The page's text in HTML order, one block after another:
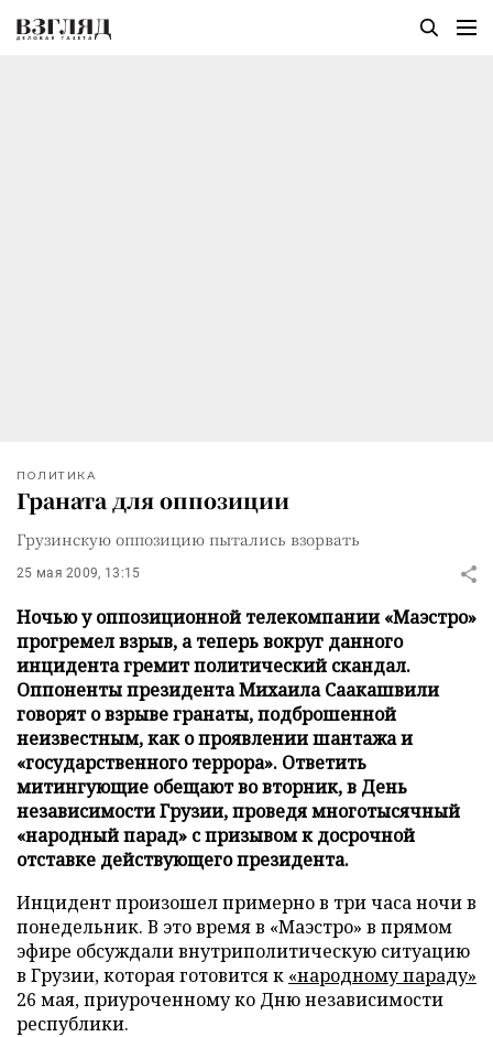
ПОЛИТИКА
Граната для оппозиции
Грузинскую оппозицию пытались взорвать
25 мая 2009, 13:15
Ночью у оппозиционной телекомпании «Маэстро»
прогремел взрыв, а теперь вокруг данного
инцидента гремит политический скандал.
Оппоненты президента Михаила Саакашвили
говорят о взрыве гранаты, подброшенной
неизвестным, как о проявлении шантажа и
«государственного террора». Ответить
митингующие обещают во вторник, в День
независимости Грузии, проведя многотысячный
«народный парад» с призывом к досрочной
отставке действующего президента.
Инцидент произошел примерно в три часа ночи в
понедельник. В это время в «Маэстро» в прямом
эфире обсуждали внутриполитическую ситуацию
в Грузии, которая готовится к «народному параду»
26 мая, приуроченному ко Дню независимости
республики.